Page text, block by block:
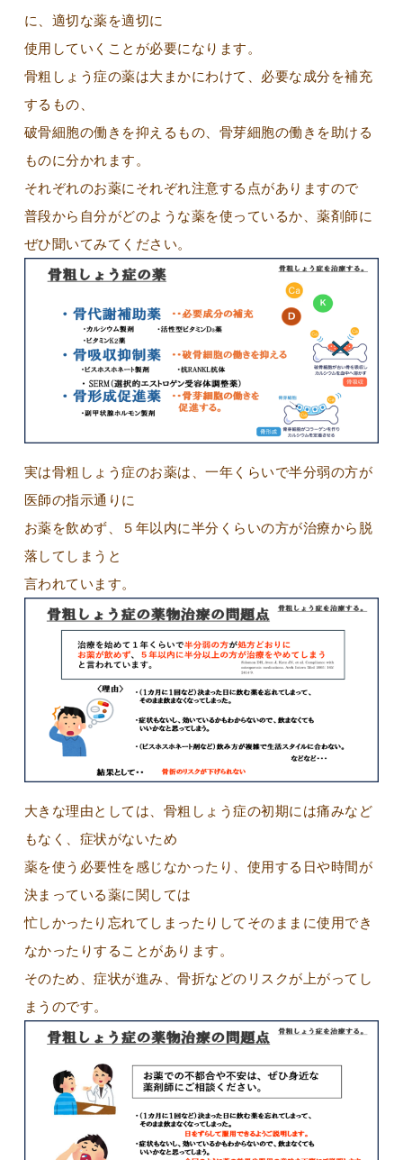
に、適切な薬を適切に
使用していくことが必要になります。
骨粗しょう症の薬は大まかにわけて、必要な成分を補充
するもの、
破骨細胞の働きを抑えるもの、骨芽細胞の働きを助ける
ものに分かれます。
それぞれのお薬にそれぞれ注意する点がありますので
普段から自分がどのような薬を使っているか、薬剤師に
ぜひ聞いてみてください。
実は骨粗しょう症のお薬は、一年くらいで半分弱の方が
医師の指示通りに
お薬を飲めず、５年以内に半分くらいの方が治療から脱
落してしまうと
言われています。
大きな理由としては、骨粗しょう症の初期には痛みなど
もなく、症状がないため
薬を使う必要性を感じなかったり、使用する日や時間が
決まっている薬に関しては
忙しかったり忘れてしまったりしてそのままに使用でき
なかったりすることがあります。
そのため、症状が進み、骨折などのリスクが上がってし
まうのです。